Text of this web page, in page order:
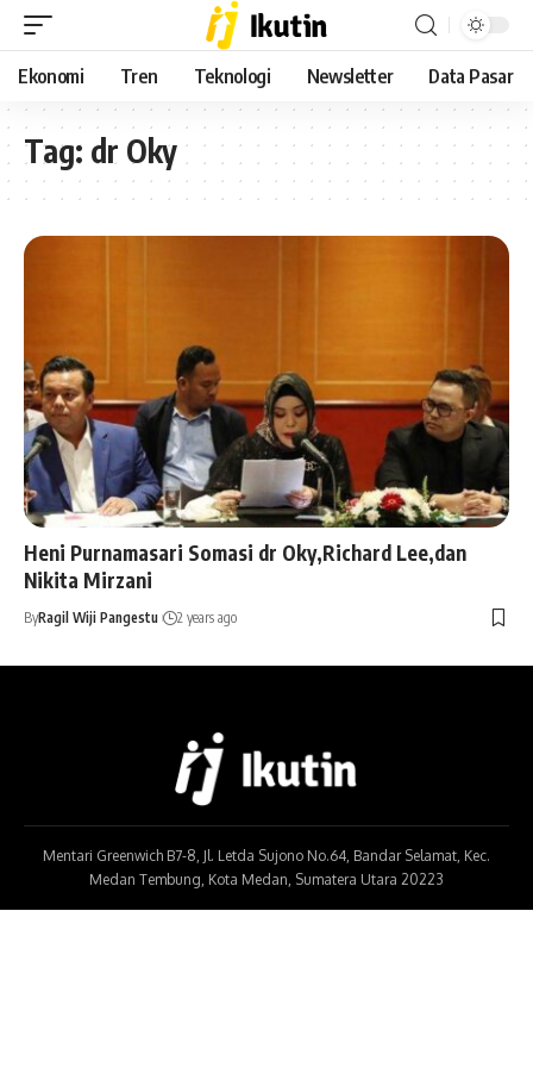
Ekonomi Tren Teknologi Newsletter Data Pasar
Tag: dr Oky
Heni Purnamasari Somasi dr Oky,Richard Lee,dan
Nikita Mirzani
ByRagil Wiji Pangestu 2 years ago
Mentari Greenwich B7-8, Jl. Letda Sujono No.64, Bandar Selamat, Kec.
Medan Tembung, Kota Medan, Sumatera Utara 20223